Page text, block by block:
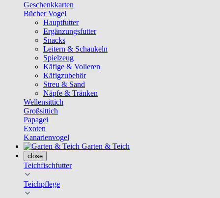
Geschenkkarten
Bücher Vogel
Hauptfutter
Ergänzungsfutter
Snacks
Leitern & Schaukeln
Spielzeug
Käfige & Volieren
Käfigzubehör
Streu & Sand
Näpfe & Tränken
Wellensittich
Großsittich
Papagei
Exoten
Kanarienvogel
Garten & Teich
close
Teichfischfutter
Teichpflege